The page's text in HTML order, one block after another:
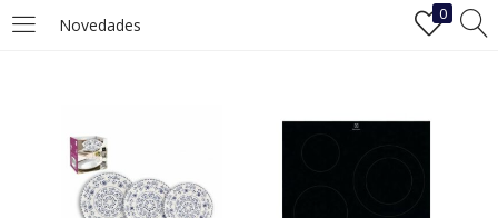
Novedades
0
INICIAR SESIÓN REGISTRO
Ingrese su nombre de usuario y contraseña para iniciar sesión.